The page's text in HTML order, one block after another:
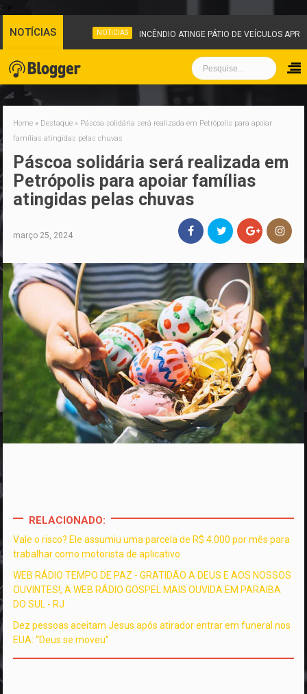
-->
NOTÍCIAS NOTICIAS INCÊNDIO ATINGE PÁTIO DE VEÍCULOS
Home » Destaque » Páscoa solidária será realizada em Petrópolis para apoiar
famílias atingidas pelas chuvas
Páscoa solidária será realizada em
Petrópolis para apoiar famílias
atingidas pelas chuvas
março 25, 2024
RELACIONADO:
Vale o risco? Ele assumiu uma parcela de R$ 4.000 por mês para
trabalhar como motorista de aplicativo
WEB RÁDIO TEMPO DE PAZ - GRATIDÃO A DEUS E AOS NOSSOS
OUVINTES!, A WEB RÁDIO GOSPEL MAIS OUVIDA EM PARAIBA
DO SUL - RJ
Dez pessoas aceitam Jesus após atirador entrar em funeral nos
EUA: “Deus se moveu”